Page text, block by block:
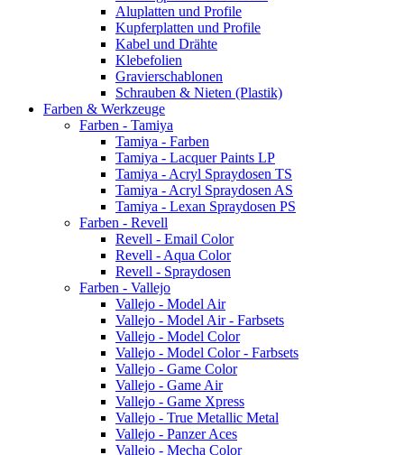
Aluplatten und Profile
Kupferplatten und Profile
Kabel und Drähte
Klebefolien
Gravierschablonen
Schrauben & Nieten (Plastik)
Farben & Werkzeuge
Farben - Tamiya
Tamiya - Farben
Tamiya - Lacquer Paints LP
Tamiya - Acryl Spraydosen TS
Tamiya - Acryl Spraydosen AS
Tamiya - Lexan Spraydosen PS
Farben - Revell
Revell - Email Color
Revell - Aqua Color
Revell - Spraydosen
Farben - Vallejo
Vallejo - Model Air
Vallejo - Model Air - Farbsets
Vallejo - Model Color
Vallejo - Model Color - Farbsets
Vallejo - Game Color
Vallejo - Game Air
Vallejo - Game Xpress
Vallejo - True Metallic Metal
Vallejo - Panzer Aces
Vallejo - Mecha Color